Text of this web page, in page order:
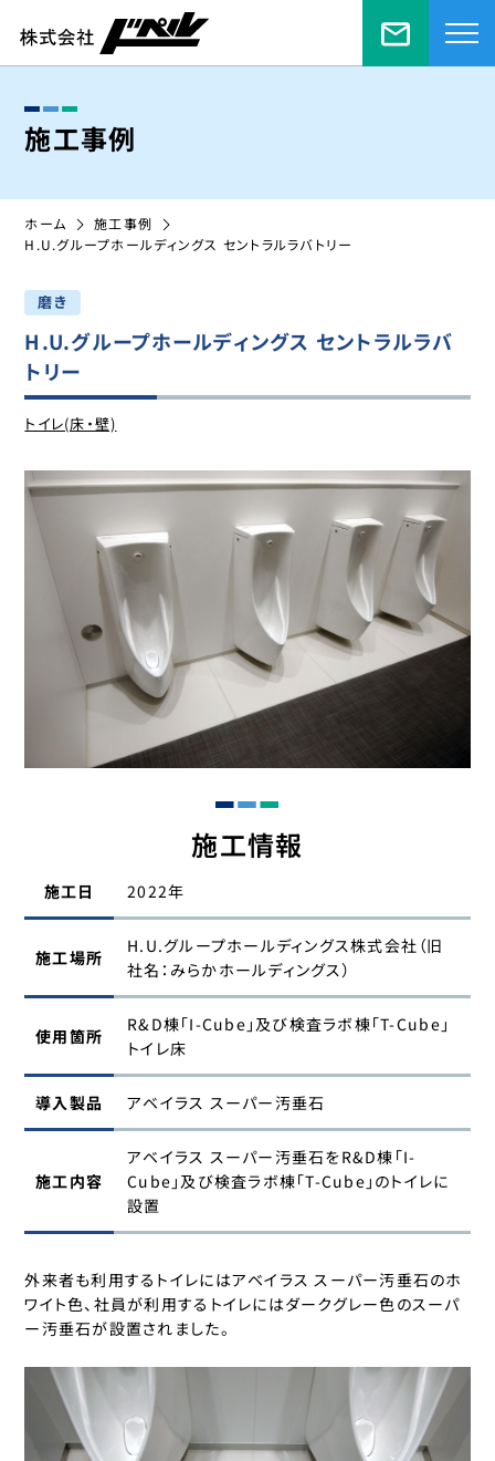
施工事例
ホーム
施工事例
H.U.グループホールディングス セントラルラバトリー
磨き
H.U.グループホールディングス セントラルラバ
トリー
トイレ(床・壁)
施工情報
施工日 2022年
施工場所
H.U.グループホールディングス株式会社（旧
社名：みらかホールディングス）
使用箇所
R&D棟「I-Cube」及び検査ラボ棟「T-Cube」
トイレ床
導入製品 アベイラス スーパー汚垂石
施工内容
アベイラス スーパー汚垂石をR&D棟「I-
Cube」及び検査ラボ棟「T-Cube」のトイレに
設置
外来者も利用するトイレにはアベイラス スーパー汚垂石のホ
ワイト色、社員が利用するトイレにはダークグレー色のスーパ
ー汚垂石が設置されました。